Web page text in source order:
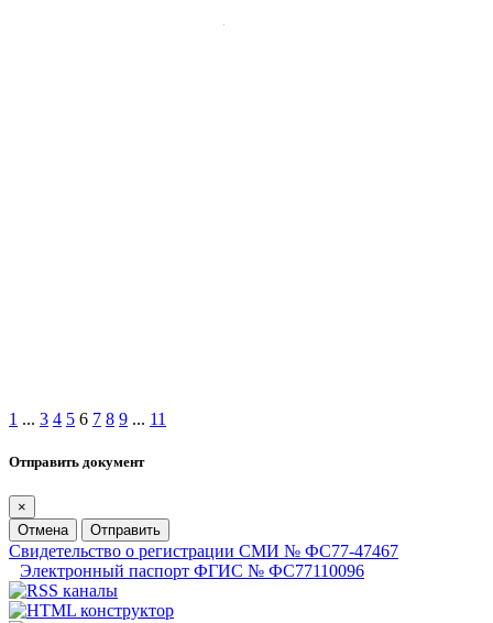
1 ... 3 4 5 6 7 8 9 ... 11
Отправить документ
×
Отмена
Отправить
Свидетельство о регистрации СМИ № ФС77-47467
Электронный паспорт ФГИС № ФС77110096